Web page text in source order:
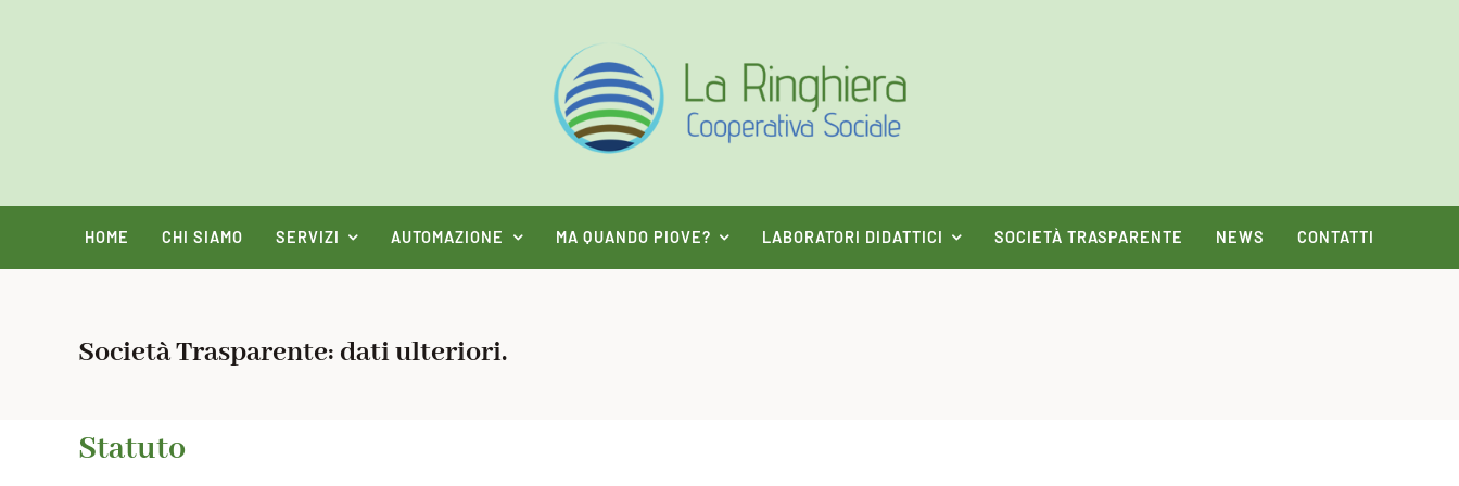
HOME CHI SIAMO SERVIZI AUTOMAZIONE MA QUANDO PIOVE? LABORATORI DIDATTICI SOCIETÀ TRASPARENTE NEWS CONTATTI
Società Trasparente: dati ulteriori.
Statuto